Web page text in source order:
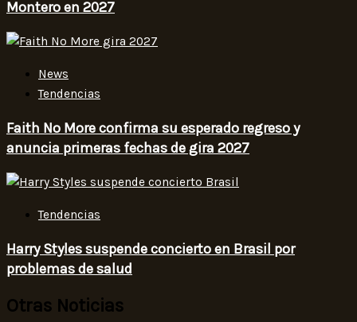
Montero en 2027
News
Tendencias
Faith No More confirma su esperado regreso y
anuncia primeras fechas de gira 2027
Tendencias
Harry Styles suspende concierto en Brasil por
problemas de salud
Otras Noticias